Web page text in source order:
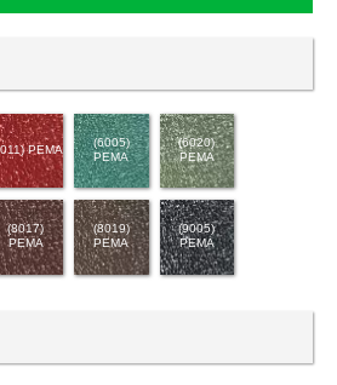
PEMA
(6005)
PEMA
(6020)
PEMA
(8017)
PEMA
(8019)
PEMA
(9005)
PEMA